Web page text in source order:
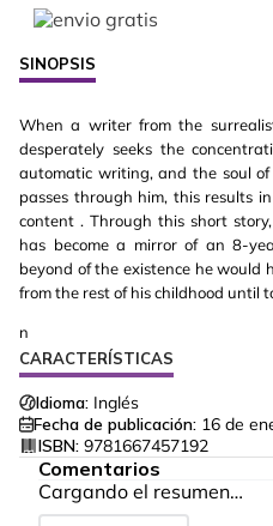
SINOPSIS
When a writer from the
desperately seeks the
automatic writing, and the soul
passes through him, this results
content . Through this short
has become a mirror of an 8-
beyond of the existence he would
from the rest of his childhood until
n
CARACTERÍSTICAS
Idioma: Inglés
Fecha de publicación: 16 de
ISBN: 9781667457192
Comentarios
Cargando el resumen…